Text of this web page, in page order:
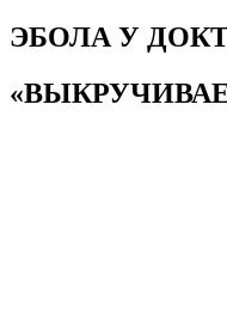
ЭБОЛА У